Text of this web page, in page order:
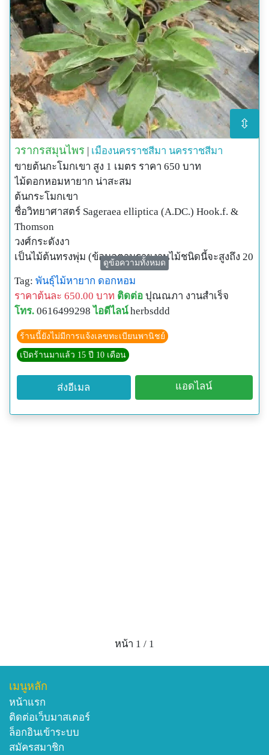
⇳
วรากรสมุนไพร | เมืองนครราชสีมา นครราชสีมา
ขายต้นกะโมกเขา สูง 1 เมตร ราคา 650 บาท
ไม้ดอกหอมหายาก น่าสะสม
ต้นกระโมกเขา
ชื่อวิทยาศาสตร์ Sageraea elliptica (A.DC.) Hook.f. &
Thomson
วงศ์กระดังงา
เป็นไม้ต้นทรงพุ่ม (ข้อมูลตามรายงานไม้ชนิดนี้จะสูงถึง 20
เมตร) แต่เท่าที่พบหลายพื้นที่ในจังหวัดยะลาและ
นราธิวาสจะมีความสูงไม่ถึง 10 เมตร ใบหนาใหญ่และเป็น
ไม้ที่ไม่ผลัดใบ ดอกสีเหลืองอ่อนและมีกลิ่นหอม ออกดอก
ตามกิ่งและก้าน
#ประโยชน์ เนื่องจากไม้ชนิดนี้มีน้ำหนักเบาและมีความ
ทนทานไม่หักง่าย ชาวบ้านสมัยก่อนจึงนิยมนำมาทำเป็น
ไม้คานหาบและด้ามพร้า
ดูข้อความทั้งหมด
Tag: พันธุ์ไม้หายาก ดอกหอม
ราคาต้นละ 650.00 บาท ติดต่อ ปุณณภา งานสำเร็จ
โทร. 0616499298 ไอดีไลน์ herbsddd
ร้านนี้ยังไม่มีการแจ้งเลขทะเบียนพานิชย์
เปิดร้านมาแล้ว 15 ปี 10 เดือน
ส่งอีเมล แอดไลน์
หน้า 1 / 1
เมนูหลัก
หน้าแรก
ติดต่อเว็บมาสเตอร์
ล็อกอินเข้าระบบ
สมัครสมาชิก